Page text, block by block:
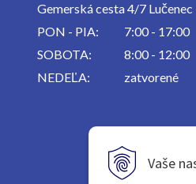
Vaše
Gemerská cesta 4/7
PON - PIA:
7:00 - 17:00
SOBOTA:
8:00 - 12:00
NEDEĽA:
zatvorené